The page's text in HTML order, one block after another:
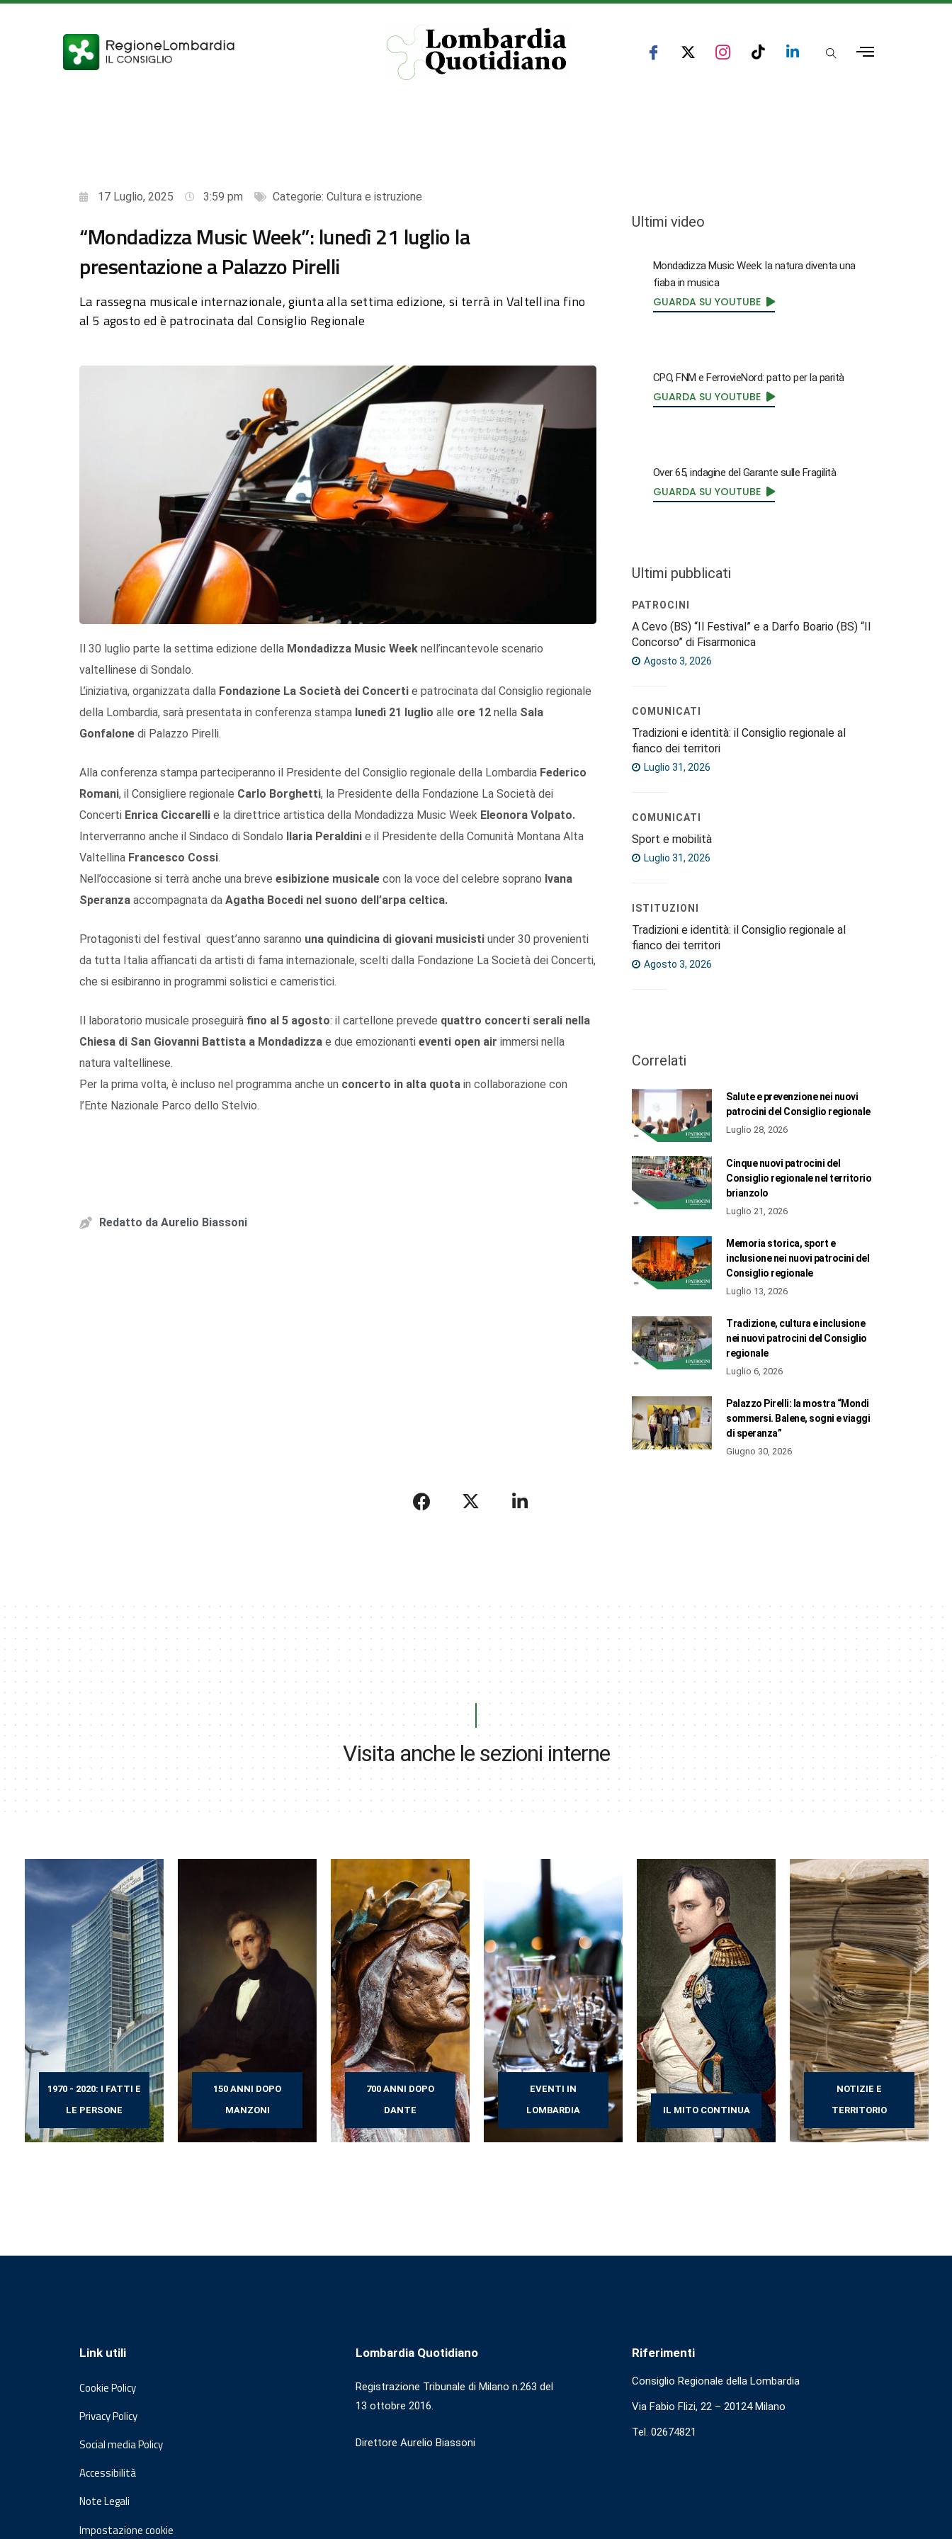
17 Luglio, 2025 3:59 pm Categorie: Cultura e istruzione
“Mondadizza Music Week”: lunedì 21 luglio la
presentazione a Palazzo Pirelli
La rassegna musicale internazionale, giunta alla settima edizione, si terrà in Valtellina fino
al 5 agosto ed è patrocinata dal Consiglio Regionale
Il 30 luglio parte la settima edizione della Mondadizza Music Week nell’incantevole scenario
valtellinese di Sondalo.
L’iniziativa, organizzata dalla Fondazione La Società dei Concerti e patrocinata dal Consiglio regionale
della Lombardia, sarà presentata in conferenza stampa lunedì 21 luglio alle ore 12 nella Sala
Gonfalone di Palazzo Pirelli.
Alla conferenza stampa parteciperanno il Presidente del Consiglio regionale della Lombardia Federico
Romani, il Consigliere regionale Carlo Borghetti, la Presidente della Fondazione La Società dei
Concerti Enrica Ciccarelli e la direttrice artistica della Mondadizza Music Week Eleonora Volpato.
Interverranno anche il Sindaco di Sondalo Ilaria Peraldini e il Presidente della Comunità Montana Alta
Valtellina Francesco Cossi.
Nell’occasione si terrà anche una breve esibizione musicale con la voce del celebre soprano Ivana
Speranza accompagnata da Agatha Bocedi nel suono dell’arpa celtica.
Protagonisti del festival quest’anno saranno una quindicina di giovani musicisti under 30 provenienti
da tutta Italia affiancati da artisti di fama internazionale, scelti dalla Fondazione La Società dei Concerti,
che si esibiranno in programmi solistici e cameristici.
Il laboratorio musicale proseguirà fino al 5 agosto: il cartellone prevede quattro concerti serali nella
Chiesa di San Giovanni Battista a Mondadizza e due emozionanti eventi open air immersi nella
natura valtellinese.
Per la prima volta, è incluso nel programma anche un concerto in alta quota in collaborazione con
l’Ente Nazionale Parco dello Stelvio.
Redatto da Aurelio Biassoni
Ultimi video
Mondadizza Music Week: la natura diventa una
fiaba in musica
GUARDA SU YOUTUBE
CPO, FNM e FerrovieNord: patto per la parità
GUARDA SU YOUTUBE
Over 65, indagine del Garante sulle Fragilità
GUARDA SU YOUTUBE
Ultimi pubblicati
PATROCINI
A Cevo (BS) “Il Festival” e a Darfo Boario (BS) “Il
Concorso” di Fisarmonica
Agosto 3, 2026
COMUNICATI
Tradizioni e identità: il Consiglio regionale al
fianco dei territori
Luglio 31, 2026
COMUNICATI
Sport e mobilità
Luglio 31, 2026
ISTITUZIONI
Tradizioni e identità: il Consiglio regionale al
fianco dei territori
Agosto 3, 2026
Correlati
Salute e prevenzione nei nuovi
patrocini del Consiglio regionale
Luglio 28, 2026
Cinque nuovi patrocini del
Consiglio regionale nel territorio
brianzolo
Luglio 21, 2026
Memoria storica, sport e
inclusione nei nuovi patrocini del
Consiglio regionale
Luglio 13, 2026
Tradizione, cultura e inclusione
nei nuovi patrocini del Consiglio
regionale
Luglio 6, 2026
Palazzo Pirelli: la mostra “Mondi
sommersi. Balene, sogni e viaggi
di speranza”
Giugno 30, 2026
Visita anche le sezioni interne
1970 - 2020: I FATTI E
LE PERSONE
150 ANNI DOPO
MANZONI
700 ANNI DOPO
DANTE
EVENTI IN
LOMBARDIA
IL MITO CONTINUA
NOTIZIE E
TERRITORIO
Link utili
Cookie Policy
Privacy Policy
Social media Policy
Accessibilità
Note Legali
Impostazione cookie
Lombardia Quotidiano
Registrazione Tribunale di Milano n.263 del
13 ottobre 2016.
Direttore Aurelio Biassoni
Riferimenti
Consiglio Regionale della Lombardia
Via Fabio Flizi, 22 – 20124 Milano
Tel. 02674821